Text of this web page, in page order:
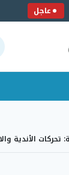
عاجل
الأندية